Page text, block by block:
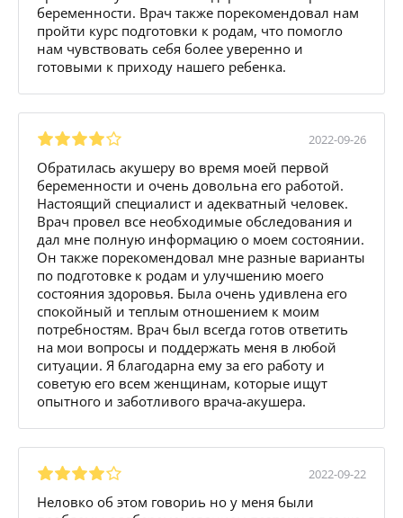
беременности. Врач также порекомендовал нам
пройти курс подготовки к родам, что помогло
нам чувствовать себя более уверенно и
готовыми к приходу нашего ребенка.
2022-09-26
Обратилась акушеру во время моей первой
беременности и очень довольна его работой.
Настоящий специалист и адекватный человек.
Врач провел все необходимые обследования и
дал мне полную информацию о моем состоянии.
Он также порекомендовал мне разные варианты
по подготовке к родам и улучшению моего
состояния здоровья. Была очень удивлена его
спокойный и теплым отношением к моим
потребностям. Врач был всегда готов ответить
на мои вопросы и поддержать меня в любой
ситуации. Я благодарна ему за его работу и
советую его всем женщинам, которые ищут
опытного и заботливого врача-акушера.
2022-09-22
Неловко об этом говориь но у меня были